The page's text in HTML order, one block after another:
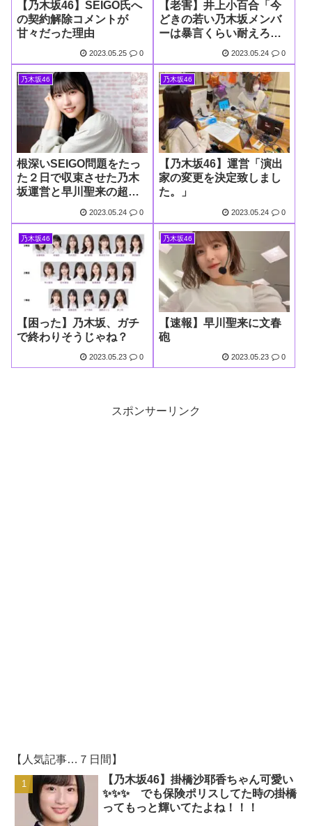
【乃木坂46】SEIGO氏へ
の契約解除コメントが
甘々だった理由
2023.05.25 0
【老害】井上小百合「今
どきの若い乃木坂メンバ
ーは暴言くらい耐えろ」
とパワハラ告発を糾弾し
大炎上
2023.05.24 0
乃木坂46
根深いSEIGO問題をたっ
た２日で収束させた乃木
坂運営と早川聖来の超弩
2023.05.24 0
乃木坂46
【乃木坂46】運営「演出
家の変更を決定致しまし
た。」
2023.05.24 0
乃木坂46
【困った】乃木坂、ガチ
で終わりそうじゃね？
2023.05.23 0
乃木坂46
【速報】早川聖来に文春
砲
2023.05.23 0
スポンサーリンク
【人気記事…７日間】
【乃木坂46】掛橋沙耶香ちゃん可愛い
✨✨✨ でも保険ポリスしてた時の掛橋
ってもっと輝いてたよね！！！